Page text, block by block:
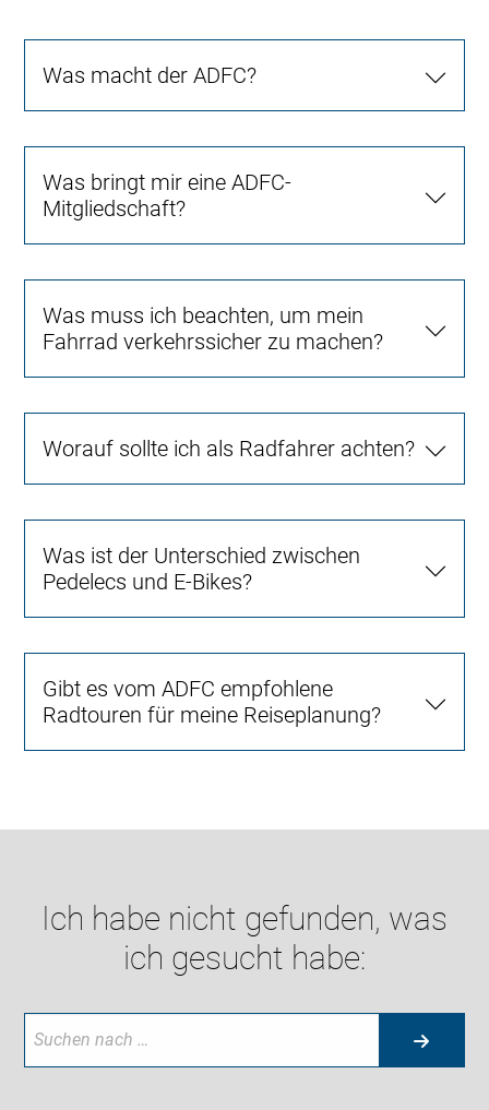
Was macht der ADFC?
Was bringt mir eine ADFC-
Mitgliedschaft?
Was muss ich beachten, um mein
Fahrrad verkehrssicher zu machen?
Worauf sollte ich als Radfahrer achten?
Was ist der Unterschied zwischen
Pedelecs und E-Bikes?
Gibt es vom ADFC empfohlene
Radtouren für meine Reiseplanung?
Ich habe nicht gefunden, was
ich gesucht habe: